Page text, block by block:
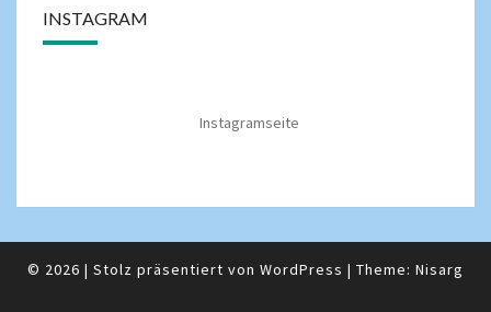
INSTAGRAM
Instagramseite
© 2026 | Stolz präsentiert von WordPress | Theme: Nisarg